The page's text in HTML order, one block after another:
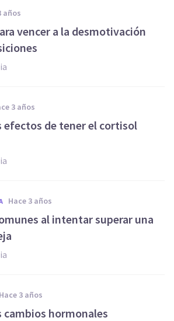
años
vencer a la desmotivación
3 años
efectos de tener el cortisol
hace 3 años
al intentar superar una
hace 3 años
cambios hormonales